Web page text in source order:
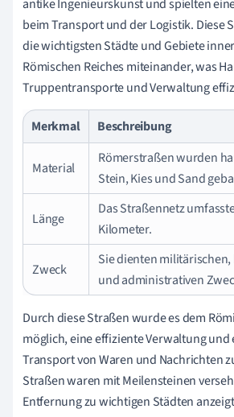
antike Ingenieurskunst und spielten
beim Transport und der Logistik. Diese
die wichtigsten Städte und Gebiete
Römischen Reiches miteinander, was
Truppentransporte und Verwaltung
Merkmal Beschreibung
Material
Römerstraßen wurden
Stein, Kies und Sand
Länge
Das Straßennetz
Kilometer.
Zweck
Sie dienten
und administrativen
Durch diese Straßen wurde es dem
möglich, eine effiziente Verwaltung und
Transport von Waren und Nachrichten
Straßen waren mit Meilensteinen
Entfernung zu wichtigen Städten